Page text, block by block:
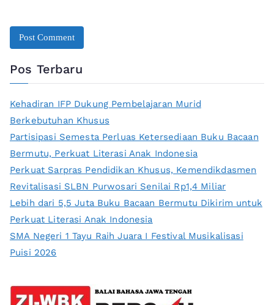
Pos Terbaru
Kehadiran IFP Dukung Pembelajaran Murid
Berkebutuhan Khusus
Partisipasi Semesta Perluas Ketersediaan Buku Bacaan
Bermutu, Perkuat Literasi Anak Indonesia
Perkuat Sarpras Pendidikan Khusus, Kemendikdasmen
Revitalisasi SLBN Purwosari Senilai Rp1,4 Miliar
Lebih dari 5,5 Juta Buku Bacaan Bermutu Dikirim untuk
Perkuat Literasi Anak Indonesia
SMA Negeri 1 Tayu Raih Juara I Festival Musikalisasi
Puisi 2026